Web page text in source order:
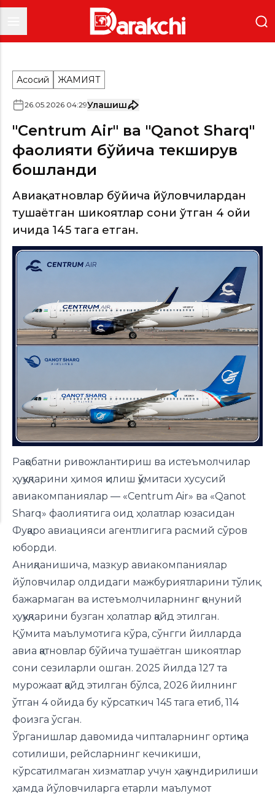
Асосий ЖАМИЯТ
26.05.2026 04:29Улашиш
"Centrum Air" ва "Qanot Sharq"
фаолияти бўйича текширув
бошланди
Авиақатновлар бўйича йўловчилардан
тушаётган шикоятлар сони ўтган 4 ойи
ичида 145 тага етган.
Рақобатни ривожлантириш ва истеъмолчилар
ҳуқуқларини ҳимоя қилиш қўмитаси хусусий
авиакомпаниялар — «Centrum Air» ва «Qanot
Sharq» фаолиятига оид ҳолатлар юзасидан
Фуқаро авиацияси агентлигига расмий сўров
юборди.
Аниқланишича, мазкур авиакомпаниялар
йўловчилар олдидаги мажбуриятларини тўлиқ
бажармаган ва истеъмолчиларнинг қонуний
ҳуқуқларини бузган ҳолатлар қайд этилган.
Қўмита маълумотига кўра, сўнгги йилларда
авиа қатновлар бўйича тушаётган шикоятлар
сони сезиларли ошган. 2025 йилда 127 та
мурожаат қайд этилган бўлса, 2026 йилнинг
ўтган 4 ойида бу кўрсаткич 145 тага етиб, 114
фоизга ўсган.
Ўрганишлар давомида чипталарнинг ортиқча
сотилиши, рейсларнинг кечикиши,
кўрсатилмаган хизматлар учун ҳақ ундирилиши
ҳамда йўловчиларга етарли маълумот